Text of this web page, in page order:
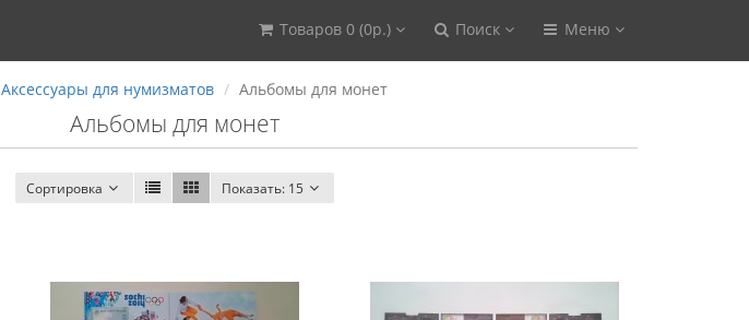
Товаров 0 (0р.) Поиск Меню
Аксессуары для нумизматов Альбомы для монет
Альбомы для монет
Сортировка Показать: 15